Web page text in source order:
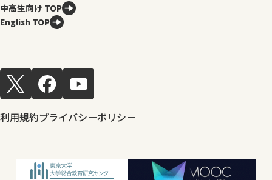
中高生向け TOP
English TOP
利用規約プライバシーポリシー